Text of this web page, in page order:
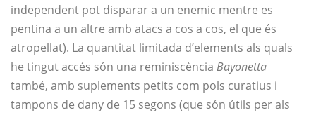
independent pot disparar a un enemic mentre es
pentina a un altre amb atacs a cos a cos, el que és
atropellat). La quantitat limitada d’elements als quals
he tingut accés són una reminiscència Bayonetta
també, amb suplements petits com pols curatius i
tampons de dany de 15 segons (que són útils per als